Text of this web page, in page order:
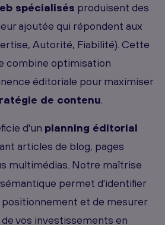
spécialisés produisent des
ajoutée qui répondent aux
Autorité, Fiabilité). Cette
combine optimisation
éditoriale pour maximiser
de contenu.
d'un planning éditorial
articles de blog, pages
multimédias. Notre maîtrise
permet d'identifier
et de mesurer
vos investissements en